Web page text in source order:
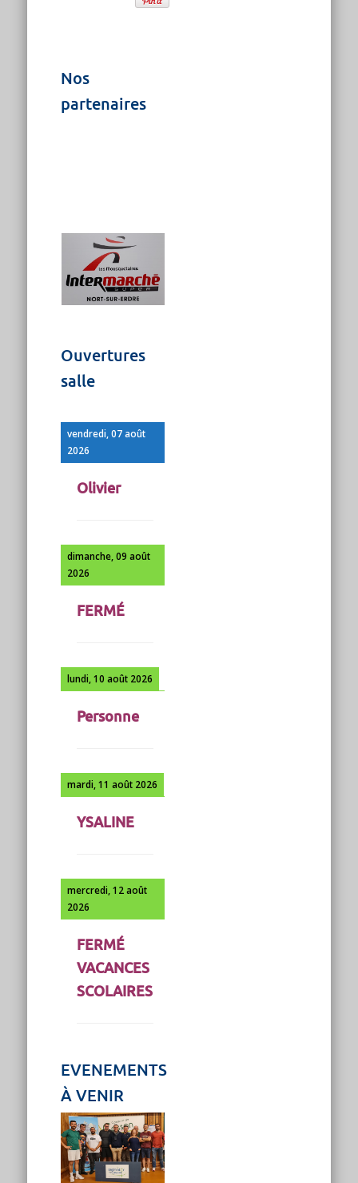
Nos
partenaires
Ouvertures
salle
vendredi, 07 août
2026
Olivier
dimanche, 09 août
2026
FERMÉ
lundi, 10 août 2026
Personne
mardi, 11 août 2026
YSALINE
mercredi, 12 août
2026
FERMÉ
VACANCES
SCOLAIRES
EVENEMENTS
À VENIR